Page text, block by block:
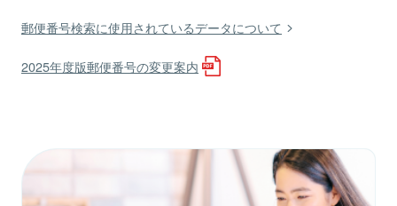
郵便番号検索に使用されているデータについて
2025年度版郵便番号の変更案内